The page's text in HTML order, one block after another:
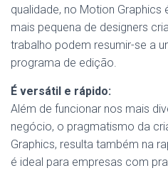
qualidade, no Motion Graphics
mais pequena de designers
trabalho podem resumir-se a
programa de edição.
É versátil e rápido:
Além de funcionar nos mais
negócio, o pragmatismo da
Graphics, resulta também na
é ideal para empresas com